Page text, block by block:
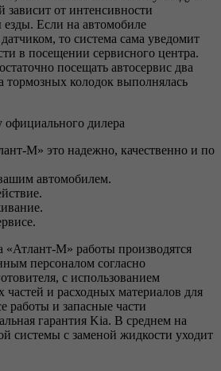
зависит от интенсивности
Если на автомобиле
то система сама уведомит
в посещении сервисного центра.
посещать автосервис два
тормозных колодок выполнялась
дилера
М» это надежно, качественно и по
автомобилем.
«Атлант-М» работы производятся
персоналом согласно
с использованием
и расходных материалов для
работы и запасные части
гарантия Kia. В среднем на
системы с заменой жидкости уходит